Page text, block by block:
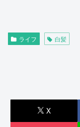
ライフ 白髪
X